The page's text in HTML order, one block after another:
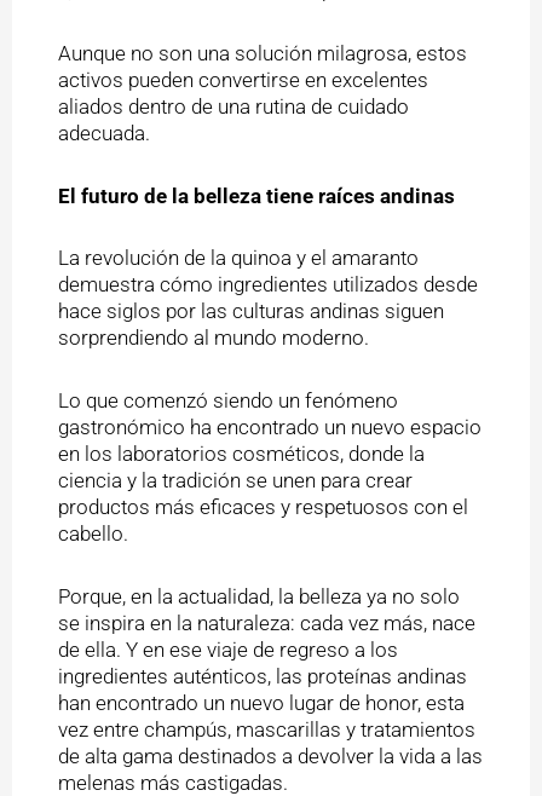
Aunque no son una solución milagrosa, estos
activos pueden convertirse en excelentes
aliados dentro de una rutina de cuidado
adecuada.
El futuro de la belleza tiene raíces andinas
La revolución de la quinoa y el amaranto
demuestra cómo ingredientes utilizados desde
hace siglos por las culturas andinas siguen
sorprendiendo al mundo moderno.
Lo que comenzó siendo un fenómeno
gastronómico ha encontrado un nuevo espacio
en los laboratorios cosméticos, donde la
ciencia y la tradición se unen para crear
productos más eficaces y respetuosos con el
cabello.
Porque, en la actualidad, la belleza ya no solo
se inspira en la naturaleza: cada vez más, nace
de ella. Y en ese viaje de regreso a los
ingredientes auténticos, las proteínas andinas
han encontrado un nuevo lugar de honor, esta
vez entre champús, mascarillas y tratamientos
de alta gama destinados a devolver la vida a las
melenas más castigadas.